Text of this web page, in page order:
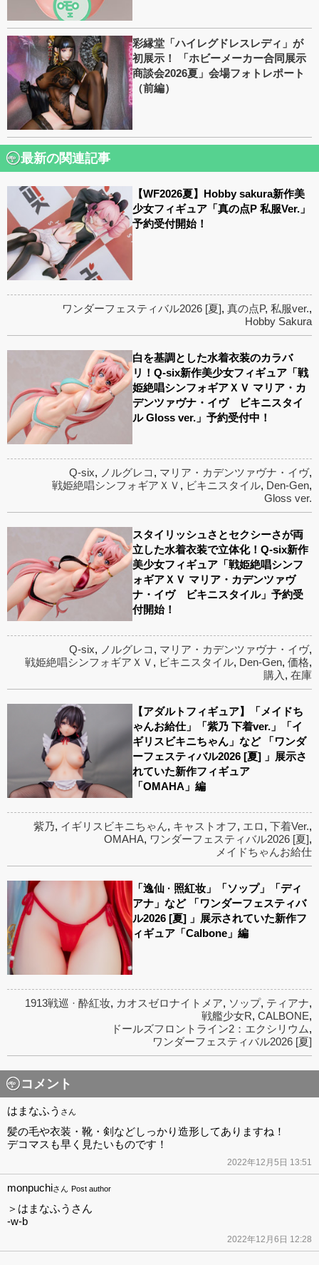
彩縁堂「ハイレグドレスレディ」が
初展示！ 「ホビーメーカー合同展示
商談会2026夏」会場フォトレポート
（前編）
最新の関連記事
【WF2026夏】Hobby sakura新作美
少女フィギュア「真の点P 私服Ver.」
予約受付開始！
ワンダーフェスティバル2026 [夏], 真の点P, 私服ver.,
Hobby Sakura
白を基調とした水着衣装のカラバ
リ！Q-six新作美少女フィギュア「戦
姫絶唱シンフォギアＸＶ マリア・カ
デンツァヴナ・イヴ ビキニスタイ
ル Gloss ver.」予約受付中！
Q-six, ノルグレコ , マリア・カデンツァヴナ・イヴ,
戦姫絶唱シンフォギアＸＶ , ビキニスタイル, Den-Gen,
Gloss ver.
スタイリッシュさとセクシーさが両
立した水着衣装で立体化！Q-six新作
美少女フィギュア「戦姫絶唱シンフ
ォギアＸＶ マリア・カデンツァヴ
ナ・イヴ ビキニスタイル」予約受
付開始！
Q-six, ノルグレコ , マリア・カデンツァヴナ・イヴ,
戦姫絶唱シンフォギアＸＶ , ビキニスタイル, Den-Gen, 価格,
購入 , 在庫
【アダルトフィギュア】「メイドち
ゃんお給仕」「紫乃 下着ver.」「イ
ギリスビキニちゃん」など 「ワンダ
ーフェスティバル2026 [夏] 」展示さ
れていた新作フィギュア
「OMAHA」編
紫乃, イギリスビキニちゃん, キャストオフ, エロ, 下着Ver.,
OMAHA, ワンダーフェスティバル2026 [夏],
メイドちゃんお給仕
「逸仙 · 照紅妆」「ソップ」「ディ
アナ」など 「ワンダーフェスティバ
ル2026 [夏] 」展示されていた新作フ
ィギュア「Calbone」編
1913戦巡 · 酔紅妆, カオスゼロナイトメア, ソップ, ティアナ,
戦艦少女R, CALBONE,
ドールズフロントライン2：エクシリウム,
ワンダーフェスティバル2026 [夏]
コメント
はまなふう さん
髪の毛や衣装・靴・剣などしっかり造形してありますね！
デコマスも早く見たいものです！
2022年12月5日 13:51
monpuchiさん Post author
＞はまなふうさん
-w-b
2022年12月6日 12:28